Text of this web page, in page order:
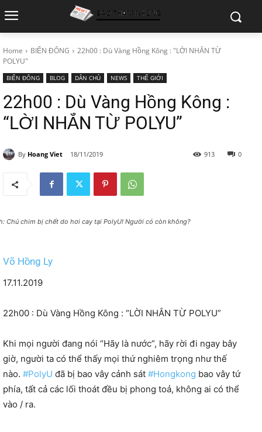
Home BIỂN ĐÔNG
22h00 : Dù Vàng Hồng Kông : "LỜI NHẮN TỪ
POLYU"
BIỂN ĐÔNG BLOG DÂN CHỦ NEWS THẾ GIỚI
22h00 : Dù Vàng Hồng Kông :
“LỜI NHẮN TỪ POLYU”
By Hoang Viet 18/11/2019 0
913
Chú chim bị chết do hơi cay tại PolyU! Người có còn không?
Võ Hồng Ly
17.11.2019
22h00 : Dù Vàng Hồng Kông : “LỜI NHẮN TỪ POLYU”
Khi mọi người đang nói “Hãy là nước”, hãy rời đi ngay bây
giờ, người ta có thể thấy mọi thứ nghiêm trọng như thế
nào. #PolyU đã bị bao vây cảnh sát #Hongkong bao vây tứ
phía, tất cả các lối thoát đều bị phong toả, không ai có thể
vào / ra.